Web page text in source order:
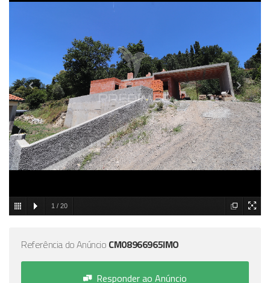
1 / 20
Referência do Anúncio CM08966965IMO
Responder ao Anúncio